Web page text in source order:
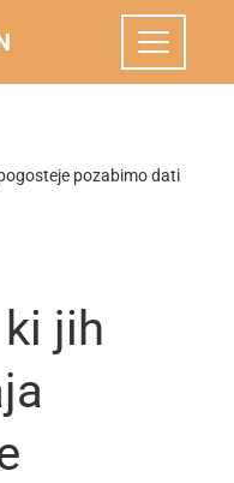
pozabimo dati
jih